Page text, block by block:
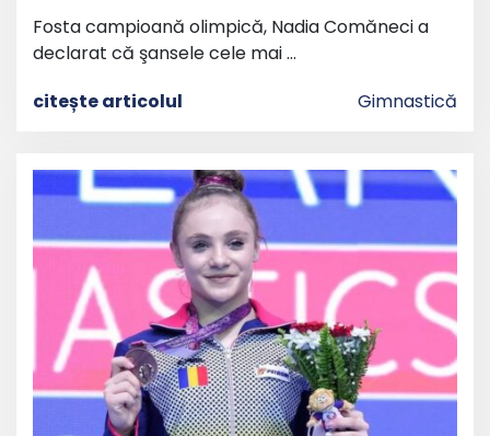
Fosta campioană olimpică, Nadia Comăneci a
declarat că şansele cele mai …
citește articolul
Gimnastică